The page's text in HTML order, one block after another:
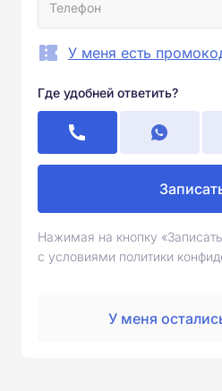
У меня есть
Где удобней ответить?
Нажимая на кнопку
с условиями политики
У меня